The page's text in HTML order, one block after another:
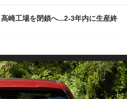
崎工場を閉鎖へ...2‐3年内に生産終